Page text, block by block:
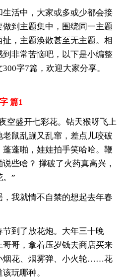
活中，大家或多或少都会接
到主题集中，围绕同一主题
，主题涣散甚至无主题。相
非常苦恼吧，以下是小编整
字7篇，欢迎大家分享。
篇1
空盛开七彩花。钻天猴呀飞上
鼠乱蹦又乱窜，差点儿咬破
蓬啪，娃娃拍手笑哈哈。鞭
些啥？ 撑破了火药真高兴，
。”
我就情不自禁的想起去年春
到了放花炮。大年三十晚
哥哥，拿着压岁钱去商店买来
烟花、烟雾弹、小火轮……花
玩哪种。